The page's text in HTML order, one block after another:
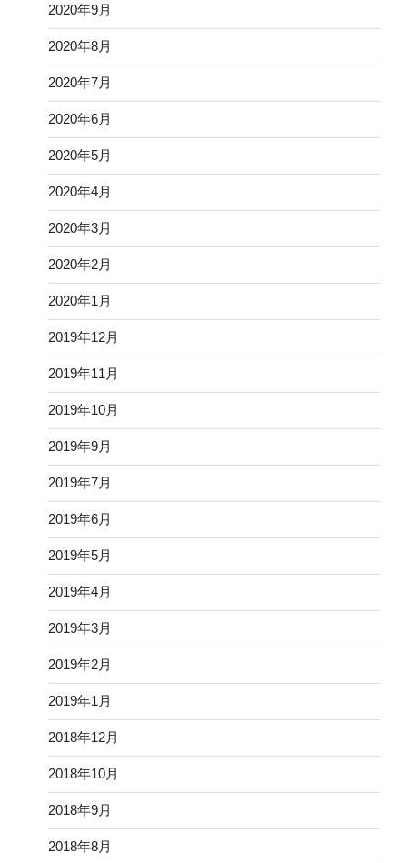
2020年9月
2020年8月
2020年7月
2020年6月
2020年5月
2020年4月
2020年3月
2020年2月
2020年1月
2019年12月
2019年11月
2019年10月
2019年9月
2019年7月
2019年6月
2019年5月
2019年4月
2019年3月
2019年2月
2019年1月
2018年12月
2018年10月
2018年9月
2018年8月